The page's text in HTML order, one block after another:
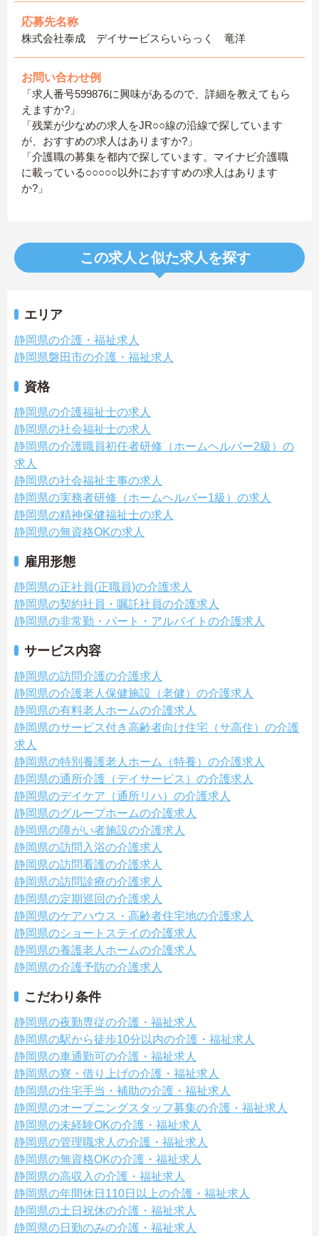
応募先名称
株式会社泰成 デイサービスらいらっく 竜洋
お問い合わせ例
「求人番号599876に興味があるので、詳細を教えてもら
えますか?」
「残業が少なめの求人をJR○○線の沿線で探しています
が、おすすめの求人はありますか?」
「介護職の募集を都内で探しています。マイナビ介護職
に載っている○○○○○以外におすすめの求人はあります
か?」
この求人と似た求人を探す
エリア
静岡県の介護・福祉求人
静岡県磐田市の介護・福祉求人
資格
静岡県の介護福祉士の求人
静岡県の社会福祉士の求人
静岡県の介護職員初任者研修（ホームヘルパー2級）の
求人
静岡県の社会福祉主事の求人
静岡県の実務者研修（ホームヘルパー1級）の求人
静岡県の精神保健福祉士の求人
静岡県の無資格OKの求人
雇用形態
静岡県の正社員(正職員)の介護求人
静岡県の契約社員・嘱託社員の介護求人
静岡県の非常勤・パート・アルバイトの介護求人
サービス内容
静岡県の訪問介護の介護求人
静岡県の介護老人保健施設（老健）の介護求人
静岡県の有料老人ホームの介護求人
静岡県のサービス付き高齢者向け住宅（サ高住）の介護
求人
静岡県の特別養護老人ホーム（特養）の介護求人
静岡県の通所介護（デイサービス）の介護求人
静岡県のデイケア（通所リハ）の介護求人
静岡県のグループホームの介護求人
静岡県の障がい者施設の介護求人
静岡県の訪問入浴の介護求人
静岡県の訪問看護の介護求人
静岡県の訪問診療の介護求人
静岡県の定期巡回の介護求人
静岡県のケアハウス・高齢者住宅地の介護求人
静岡県のショートステイの介護求人
静岡県の養護老人ホームの介護求人
静岡県の介護予防の介護求人
こだわり条件
静岡県の夜勤専従の介護・福祉求人
静岡県の駅から徒歩10分以内の介護・福祉求人
静岡県の車通勤可の介護・福祉求人
静岡県の寮・借り上げの介護・福祉求人
静岡県の住宅手当・補助の介護・福祉求人
静岡県のオープニングスタッフ募集の介護・福祉求人
静岡県の未経験OKの介護・福祉求人
静岡県の管理職求人の介護・福祉求人
静岡県の無資格OKの介護・福祉求人
静岡県の高収入の介護・福祉求人
静岡県の年間休日110日以上の介護・福祉求人
静岡県の土日祝休の介護・福祉求人
静岡県の日勤のみの介護・福祉求人